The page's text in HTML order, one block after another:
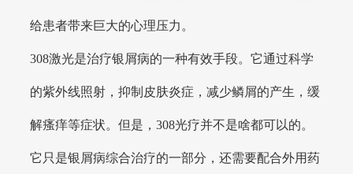
给患者带来巨大的心理压力。
308激光是治疗银屑病的一种有效手段。它通过科学
的紫外线照射，抑制皮肤炎症，减少鳞屑的产生，缓
解瘙痒等症状。但是，308光疗并不是啥都可以的。
它只是银屑病综合治疗的一部分，还需要配合外用药